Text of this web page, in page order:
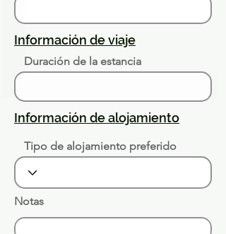
Información de viaje
Duración de la estancia
Información de alojamiento
Tipo de alojamiento preferido
Notas